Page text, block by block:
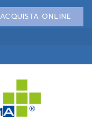
ACQUISTA ONLINE